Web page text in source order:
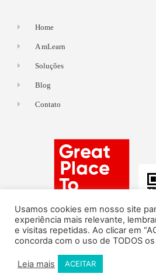
Home
A mLearn
Soluções
Blog
Contato
Usamos cookies em nosso site
experiência mais relevante,
e visitas repetidas. Ao clicar em
concorda com o uso de TODOS
Leia mais ACEITAR